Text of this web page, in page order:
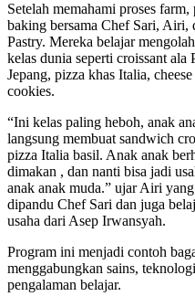
Setelah memahami proses
baking bersama Chef Sari,
Pastry. Mereka belajar
kelas dunia seperti croissant ala
Jepang, pizza khas Italia,
cookies.
“Ini kelas paling heboh, anak
langsung membuat sandwich
pizza Italia basil. Anak anak
dimakan , dan nanti bisa jadi
anak anak muda.” ujar Airi
dipandu Chef Sari dan juga
usaha dari Asep Irwansyah.
Program ini menjadi contoh
menggabungkan sains,
pengalaman belajar.